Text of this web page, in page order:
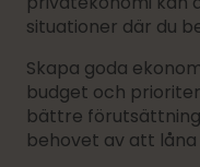
situationer där du
Skapa goda
budget och
bättre
behovet av att